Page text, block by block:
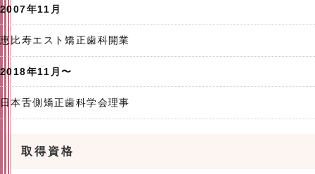
2007年11月
恵比寿エスト矯正歯科開業
2018年11月〜
日本舌側矯正歯科学会理事
取得資格